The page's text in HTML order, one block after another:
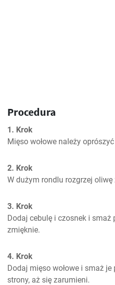
Procedura
1. Krok
Mięso wołowe należy
2. Krok
W dużym rondlu rozgrzej
3. Krok
Dodaj cebulę i czosnek i smaż
zmięknie.
4. Krok
Dodaj mięso wołowe i smaż
strony, aż się zarumieni.